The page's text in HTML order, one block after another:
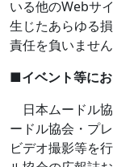
いる他のWebサ
生じたあらゆる
責任を負いません
■イベント等に
日本ムードル
ードル協会・プ
ビデオ撮影等を